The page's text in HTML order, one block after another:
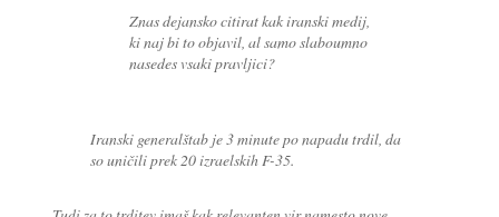
Znas dejansko citirat kak iranski medij,
ki naj bi to objavil, al samo slaboumno
nasedes vsaki pravljici?
Iranski generalštab je 3 minute po napadu trdil, da
so uničili prek 20 izraelskih F-35.